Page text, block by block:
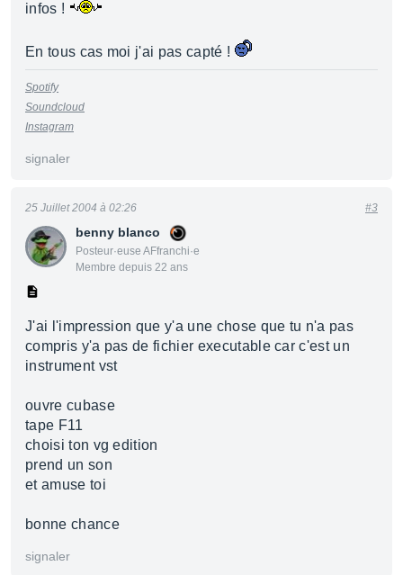
infos !
En tous cas moi j'ai pas capté !
Spotify
Soundcloud
Instagram
signaler
benny blanco
Posteur·euse AFfranchi·e
Membre depuis 22 ans
25 Juillet 2004 à 02:26 #3
J'ai l'impression que y'a une chose que tu n'a pas
compris y'a pas de fichier executable car c'est un
instrument vst
ouvre cubase
tape F11
choisi ton vg edition
prend un son
et amuse toi
bonne chance
signaler